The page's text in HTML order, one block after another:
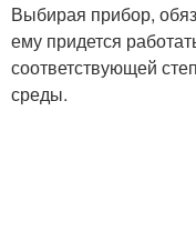
Выбирая прибор,
ему придется
соответствующей
среды.